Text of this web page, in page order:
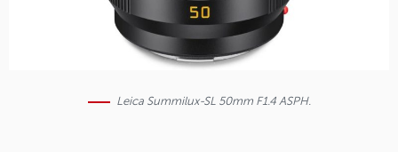
Leica Summilux-SL 50mm F1.4 ASPH.